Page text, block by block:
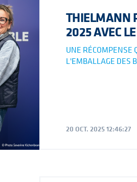
THIELMANN
2025 AVEC
UNE RÉCOMPENSE
L'EMBALLAGE DES
20 OCT. 2025 12:46:27